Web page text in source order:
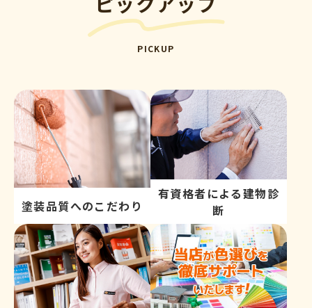
PICKUP
塗装品質へのこだわり
有資格者による建物診
断